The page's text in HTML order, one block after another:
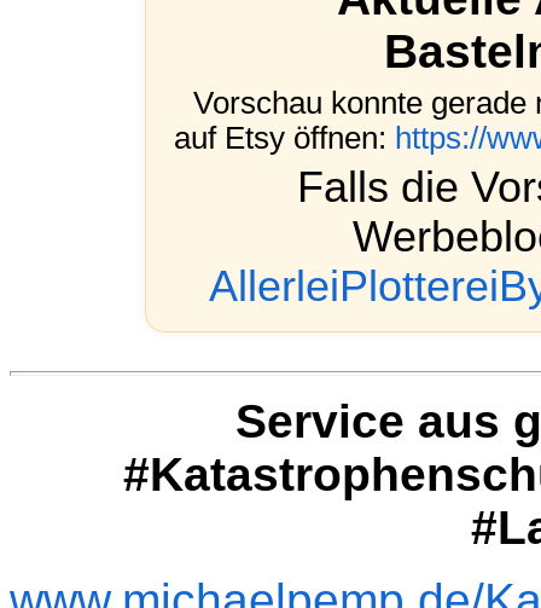
outfit for
bodysuit by
Vorschau konnte
auf Etsy öffnen: https://
Falls die
Service aus